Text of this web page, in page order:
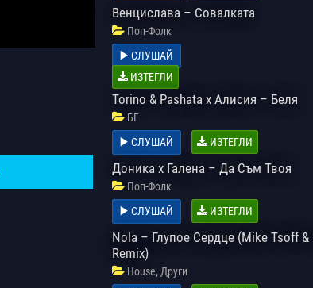
Венцислава – Совалката
Поп-Фолк
СЛУШАЙ
ИЗТЕГЛИ
Torino & Pashata x Алисия – Беля
БГ
СЛУШАЙ
ИЗТЕГЛИ
Доника х Галена – Да Съм Твоя
Поп-Фолк
СЛУШАЙ
ИЗТЕГЛИ
Nola – Глупое Сердце (Mike Tsoff &
Remix)
House, Други